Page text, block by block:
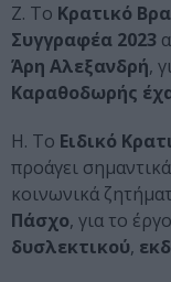
Ζ. Το Κρατικό
Συγγραφέα 2023
Άρη Αλεξανδρή,
Καραθοδωρής
Η. Το Ειδικό
προάγει
κοινωνικά
Πάσχο, για το
δυσλεκτικού,